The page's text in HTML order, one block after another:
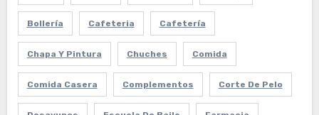
Bollería Cafeteria Cafetería
Chapa Y Pintura Chuches Comida
Comida Casera Complementos Corte De Pelo